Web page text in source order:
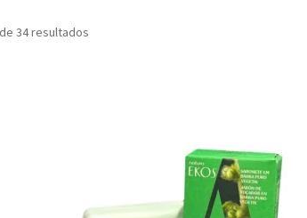
34 resultados